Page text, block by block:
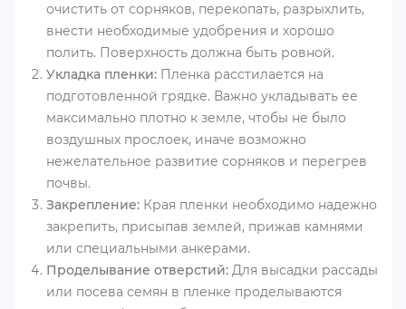
очистить от сорняков, перекопать, разрыхлить,
внести необходимые удобрения и хорошо
полить. Поверхность должна быть ровной.
Укладка пленки: Пленка расстилается на
подготовленной грядке. Важно укладывать ее
максимально плотно к земле, чтобы не было
воздушных прослоек, иначе возможно
нежелательное развитие сорняков и перегрев
почвы.
Закрепление: Края пленки необходимо надежно
закрепить, присыпав землей, прижав камнями
или специальными анкерами.
Проделывание отверстий: Для высадки рассады
или посева семян в пленке проделываются